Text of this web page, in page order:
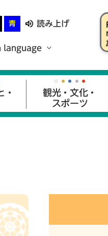
青 読み上げ
language
・
観光・文化・
スポーツ